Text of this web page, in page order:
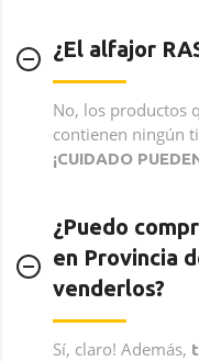
¿El alfajor
No, los productos
contienen ningún
¡CUIDADO
¿Puedo
en Provincia
venderlos?
Sí, claro! Además,